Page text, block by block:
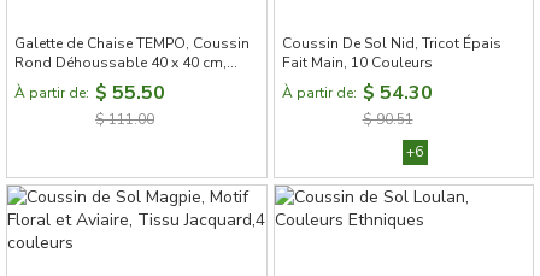
Galette de Chaise TEMPO, Coussin
Rond Déhoussable 40 x 40 cm,
Motif Abstrait Façon Horloge
À partir de: $ 55.50
$ 111.00
Coussin De Sol Nid, Tricot Épais
Fait Main, 10 Couleurs
À partir de: $ 54.30
$ 90.51
+6